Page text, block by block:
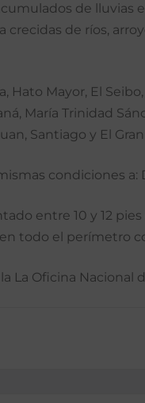
de
de ríos,
Mayor, El
María Trinidad
Santiago y El
condiciones a:
entre 10 y 12
todo el perímetro
La Oficina Nacional